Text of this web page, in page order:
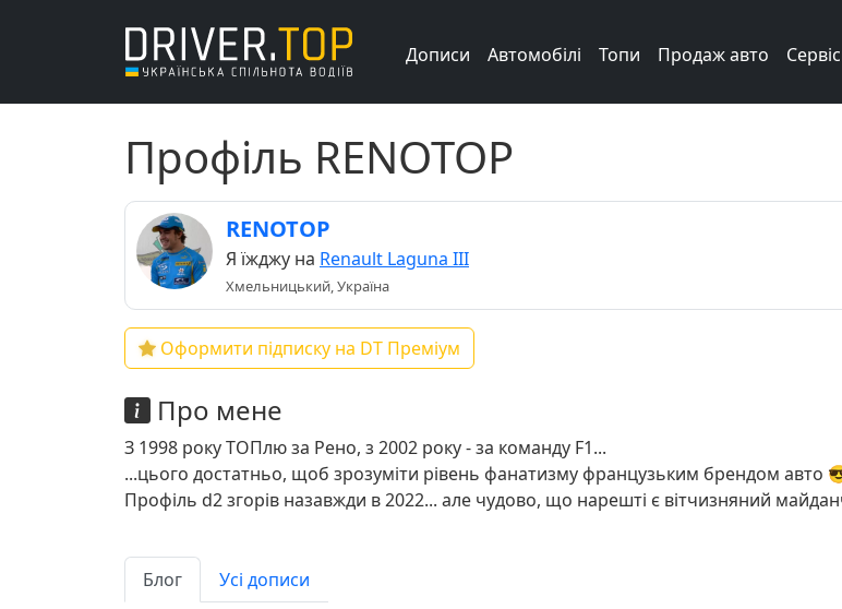
Дописи Автомобілі Топи Продаж авто
Профіль RENOTOP
RENOTOP
Я їжджу на Renault Laguna III
Хмельницький, Україна
Оформити підписку на DT Преміум
Про мене
З 1998 року ТОПлю за Рено, з 2002 року - за команду F1...
...цього достатньо, щоб зрозуміти рівень фанатизму французьким брендом авто
Профіль d2 згорів назавжди в 2022... але чудово, що нарешті є вітчизняний
Блог Усі дописи